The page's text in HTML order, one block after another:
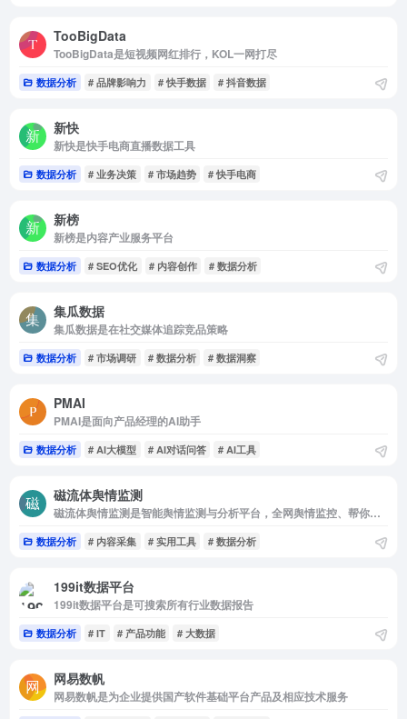
TooBigData
TooBigData是短视频网红排行，KOL一网打尽
数据分析 # 品牌影响力 # 快手数据 # 抖音数据
新快
新快是快手电商直播数据工具
数据分析 # 业务决策 # 市场趋势 # 快手电商
新榜
新榜是内容产业服务平台
数据分析 # SEO优化 # 内容创作 # 数据分析
集瓜数据
集瓜数据是在社交媒体追踪竞品策略
数据分析 # 市场调研 # 数据分析 # 数据洞察
PMAI
PMAI是面向产品经理的AI助手
数据分析 # AI大模型 # AI对话问答 # AI工具
磁流体舆情监测
磁流体舆情监测是智能舆情监测与分析平台，全网舆情监控、帮你监控指定关键词的全网信息
数据分析 # 内容采集 # 实用工具 # 数据分析
199it数据平台
199it数据平台是可搜索所有行业数据报告
数据分析 # IT # 产品功能 # 大数据
网易数帆
网易数帆是为企业提供国产软件基础平台产品及相应技术服务